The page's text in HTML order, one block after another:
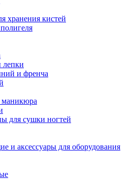
хранения кистей
лепки
и френча
маникюра
для сушки ногтей
и аксессуары для оборудования